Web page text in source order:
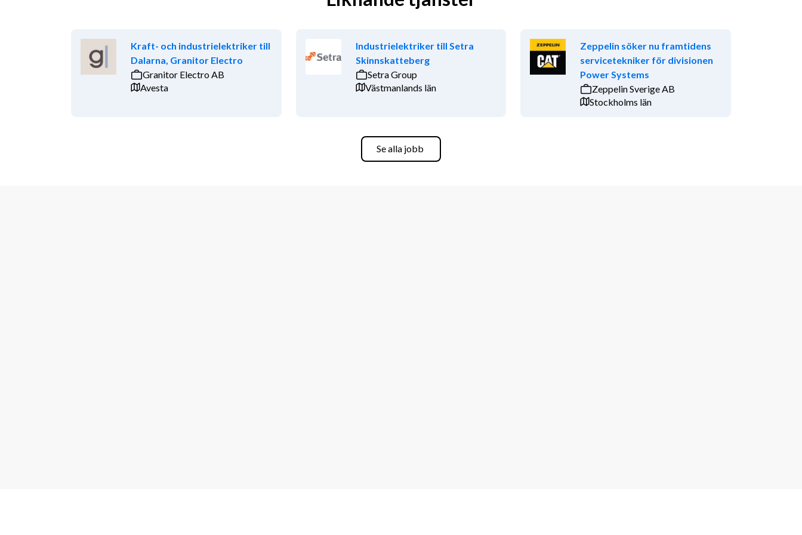
Kraft- och industrielektriker till
Dalarna, Granitor Electro
Granitor Electro AB
Avesta
Industrielektriker till Setra
Skinnskatteberg
Setra Group
Västmanlands län
Zeppelin söker nu framtidens
servicetekniker för divisionen
Power Systems
Zeppelin Sverige AB
Stockholms län
Se alla jobb